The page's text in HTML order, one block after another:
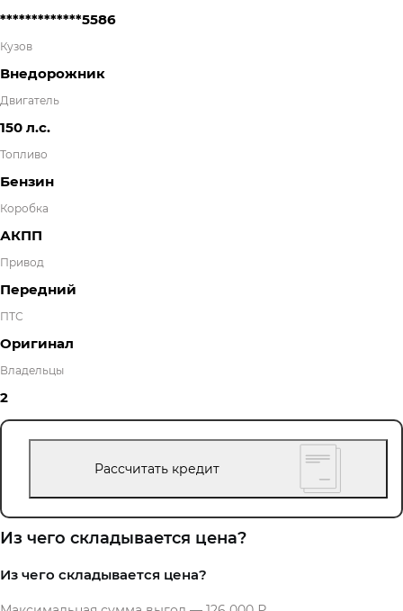
*************5586
Кузов
Внедорожник
Двигатель
150 л.с.
Топливо
Бензин
Коробка
АКПП
Привод
Передний
ПТС
Оригинал
Владельцы
2
Рассчитать кредит
Из чего складывается цена?
Из чего складывается цена?